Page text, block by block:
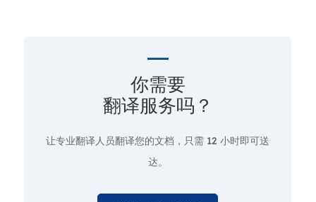
你需要
翻译服务吗？
让专业翻译人员翻译您的文档，只需 12 小时即可送
达。